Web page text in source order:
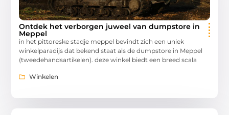
Ontdek het verborgen juweel van dumpstore in
Meppel
in het pittoreske stadje meppel bevindt zich een uniek
winkelparadijs dat bekend staat als de dumpstore in Meppel
(tweedehandsartikelen). deze winkel biedt een breed scala
Winkelen